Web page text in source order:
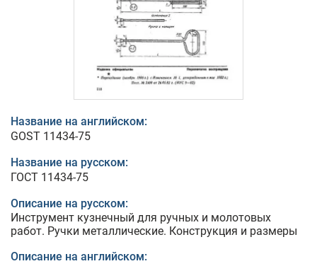
Название на английском:
GOST 11434-75
Название на русском:
ГОСТ 11434-75
Описание на русском:
Инструмент кузнечный для ручных и молотовых
работ. Ручки металлические. Конструкция и размеры
Описание на английском: